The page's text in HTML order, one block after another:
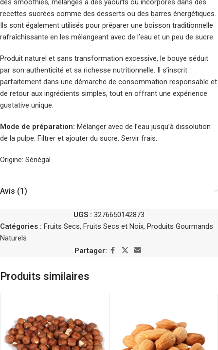
des smoothies, mélangés à des yaourts ou incorporés dans des
recettes sucrées comme des desserts ou des barres énergétiques.
Ils sont également utilisés pour préparer une boisson traditionnelle
rafraîchissante en les mélangeant avec de l’eau et un peu de sucre.
Produit naturel et sans transformation excessive, le bouye séduit
par son authenticité et sa richesse nutritionnelle. Il s’inscrit
parfaitement dans une démarche de consommation responsable et
de retour aux ingrédients simples, tout en offrant une expérience
gustative unique.
Mode de préparation: Mélanger avec de l’eau jusqu’à dissolution
de la pulpe. Filtrer et ajouter du sucre. Servir frais.
Origine: Sénégal
Avis (1)
UGS : 3276650142873
Catégories : Fruits Secs, Fruits Secs et Noix, Produits Gourmands
Naturels
Partager:
Produits similaires